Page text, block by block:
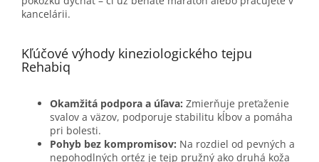
kancelárii.
Kľúčové výhody kineziologického tejpu
Rehabiq
Okamžitá podpora a úľava: Zmierňuje preťaženie
svalov a väzov, podporuje stabilitu kĺbov a pomáha
pri bolesti.
Pohyb bez kompromisov: Na rozdiel od pevných a
nepohodlných ortéz je tejp pružný ako druhá koža